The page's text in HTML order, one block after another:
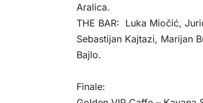
Aralica.
THE BAR: Luka Miočić,
Sebastijan Kajtazi, Marijan
Bajlo.
Finale: